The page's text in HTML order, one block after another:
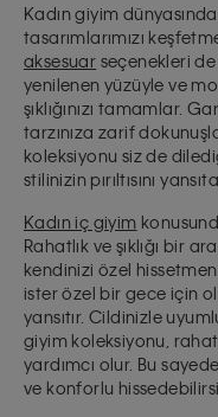
Kadın giyim
tasarımlarımızı
aksesuar seçenekleri
yenilenen yüzüyle ve
şıklığınızı tamamlar.
tarzınıza zarif
koleksiyonu siz de
stilinizin pırıltısını
Kadın iç giyim
Rahatlık ve şıklığı bir
kendinizi özel
ister özel bir gece için
yansıtır. Cildinizle
giyim koleksiyonu,
yardımcı olur. Bu
ve konforlu